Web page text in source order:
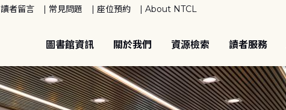
讀者留言 常見問題 座位預約 About NTCL
圖書館資訊 關於我們 資源檢索 讀者服務